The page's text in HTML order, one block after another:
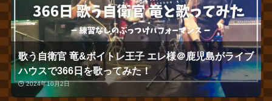
歌う自衛官 竜&ボイトレ王子 エレ様＠鹿児島がライブ
ハウスで366日を歌ってみた！
2024年10月2日